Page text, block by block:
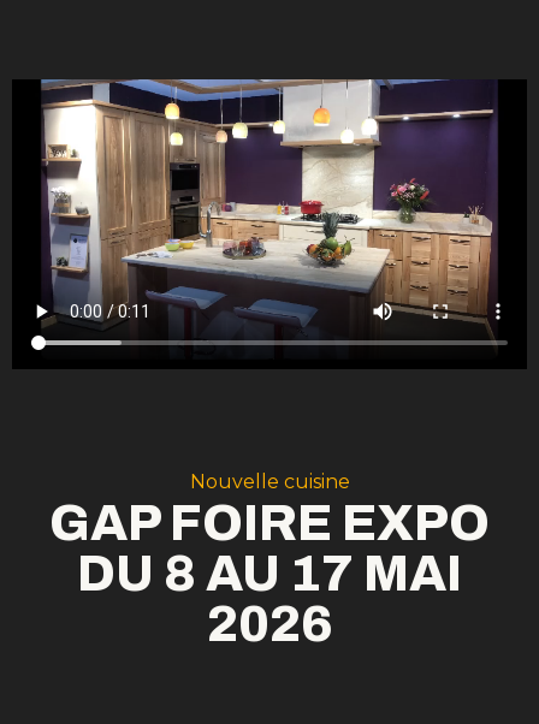
Nouvelle cuisine
GAP FOIRE EXPO
DU 8 AU 17 MAI
2026